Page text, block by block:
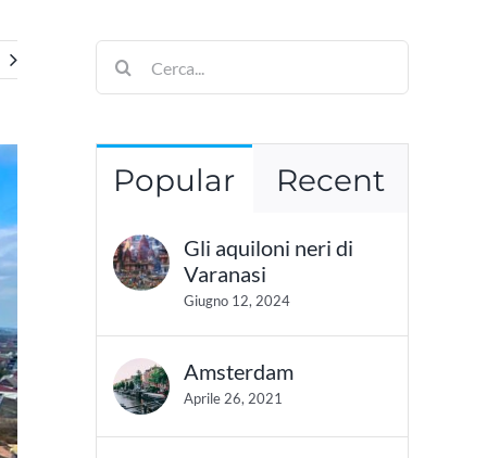
Cerca
per:
Popular Recent
Gli aquiloni neri di
Varanasi
Giugno 12, 2024
Amsterdam
Aprile 26, 2021